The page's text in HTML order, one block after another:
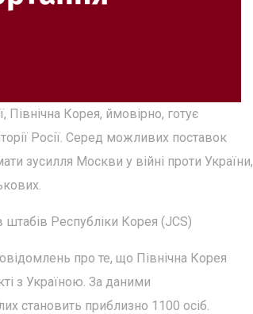
Корея, ймовірно, готує
Росії. Серед можливих поставок
зусилля Москви у війні проти України,
Республіки Корея (JCS)
про те, що Північна Корея
з Україною. За даними
становить приблизно 1100 осіб.